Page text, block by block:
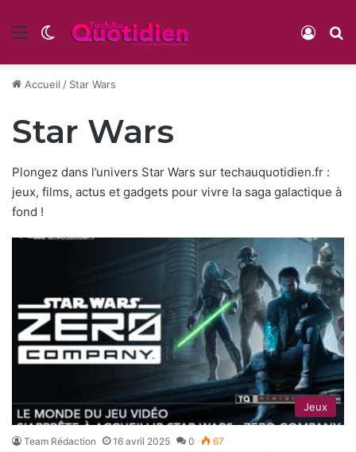
Menu Switch skin
Accueil / Star Wars
Star Wars
Plongez dans l’univers Star Wars sur techauquotidien.fr :
jeux, films, actus et gadgets pour vivre la saga galactique à
fond !
Jeux
Team Rédaction 16 avril 2025 0 67